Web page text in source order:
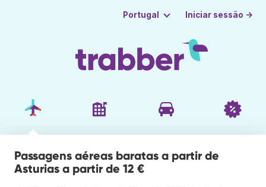
Portugal Iniciar sessão →
Passagens aéreas baratas a partir de
Asturias a partir de 12 €